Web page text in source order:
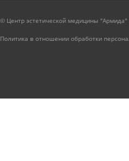
© Центр эстетической медицины
Политика в отношении обработки